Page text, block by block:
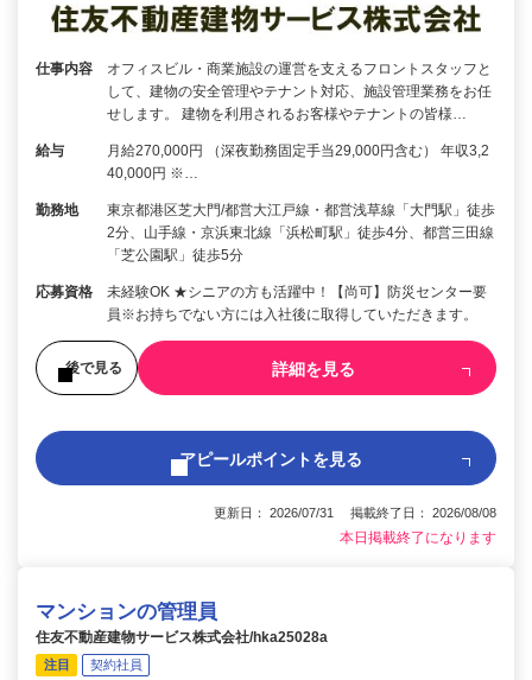
仕事内容
オフィスビル・商業施設の運営を支えるフロントスタッフと
して、建物の安全管理やテナント対応、施設管理業務をお任
せします。 建物を利用されるお客様やテナントの皆様…
給与
月給270,000円 （深夜勤務固定手当29,000円含む） 年収3,2
40,000円 ※…
勤務地
東京都港区芝大門/都営大江戸線・都営浅草線「大門駅」徒歩
2分、山手線・京浜東北線「浜松町駅」徒歩4分、都営三田線
「芝公園駅」徒歩5分
応募資格
未経験OK ★シニアの方も活躍中！【尚可】防災センター要
員※お持ちでない方には入社後に取得していただきます。
後で見る 詳細を見る
アピールポイントを見る
更新日： 2026/07/31 掲載終了日： 2026/08/08
本日掲載終了になります
マンションの管理員
住友不動産建物サービス株式会社/hka25028a
注目 契約社員